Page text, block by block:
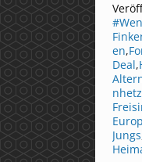
en,
Deal,
Jungs